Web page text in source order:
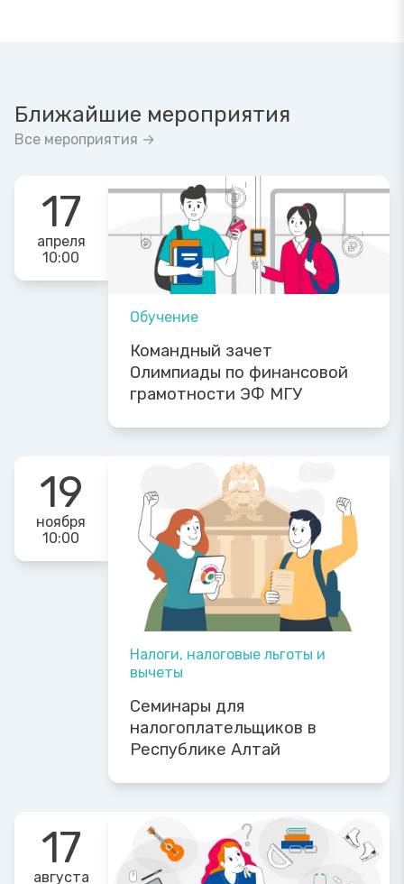
Ближайшие мероприятия
Все мероприятия →
17
апреля
10:00
Обучение
Командный зачет
Олимпиады по финансовой
грамотности ЭФ МГУ
19
ноября
10:00
Налоги, налоговые льготы и
вычеты
Семинары для
налогоплательщиков в
Республике Алтай
17
августа